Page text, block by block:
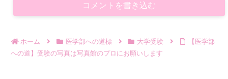
コメントを書き込む
ホーム 医学部への道標 大学受験
【医学部
への道】受験の写真は写真館のプロにお願いします